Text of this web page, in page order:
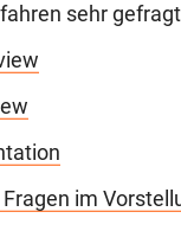
sehr
im